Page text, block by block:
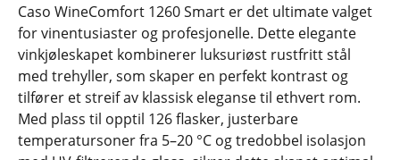
Caso WineComfort 1260 Smart er det ultimate valget
for vinentusiaster og profesjonelle. Dette elegante
vinkjøleskapet kombinerer luksuriøst rustfritt stål
med trehyller, som skaper en perfekt kontrast og
tilfører et streif av klassisk eleganse til ethvert rom.
Med plass til opptil 126 flasker, justerbare
temperatursoner fra 5–20 °C og tredobbel isolasjon